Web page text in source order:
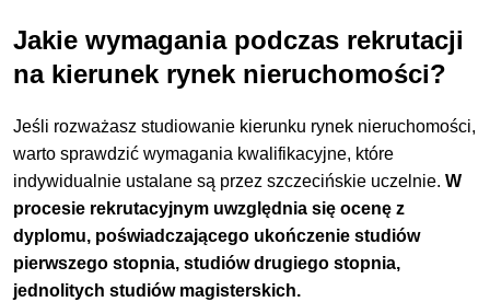
Jakie wymagania podczas rekrutacji
na kierunek rynek nieruchomości?
Jeśli rozważasz studiowanie kierunku rynek nieruchomości,
warto sprawdzić wymagania kwalifikacyjne, które
indywidualnie ustalane są przez szczecińskie uczelnie.W
procesie rekrutacyjnym uwzględnia się ocenę z
dyplomu, poświadczającego ukończenie studiów
pierwszego stopnia, studiów drugiego stopnia,
jednolitych studiów magisterskich.